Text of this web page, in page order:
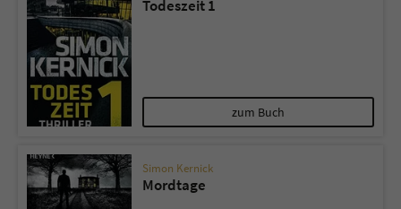
Todeszeit 1
zum Buch
Simon Kernick
Mordtage
Sicherheitscode des Kontaktformulars zu
überprüfen.